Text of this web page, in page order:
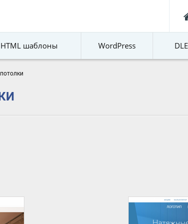
HTML шаблоны WordPress